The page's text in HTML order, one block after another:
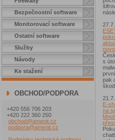
Bezpečnostní software
Monitorovací software
Ostatní software
Služby
Návody
Ke stažení
OBCHOD/PODPORA
+420 556 706 203
+420 222 360 250
obchod@amenit.cz
podpora@amenit.cz
s
pak
E-
na